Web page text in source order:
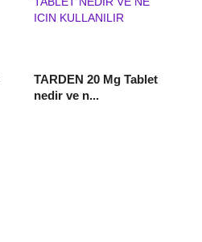
TARDEN 20 Mg Tablet
nedir ve n...